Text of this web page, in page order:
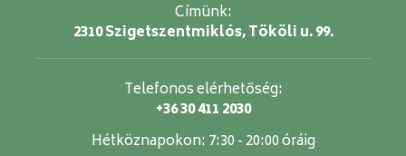
Címünk:
2310 Szigetszentmiklós, Tököli u. 99.
Telefonos elérhetőség:
+36 30 411 2030
Hétköznapokon: 7:30 - 20:00 óráig